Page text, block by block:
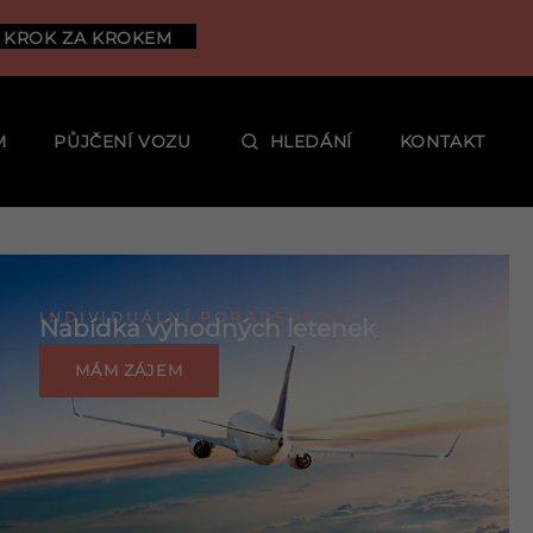
ZA KROKEM
PŮJČENÍ VOZU HLEDÁNÍ KONTAKT
INDIVIDUÁLNÍ PORADENSTVÍ
Nabídka výhodných letenek
MÁM ZÁJEM